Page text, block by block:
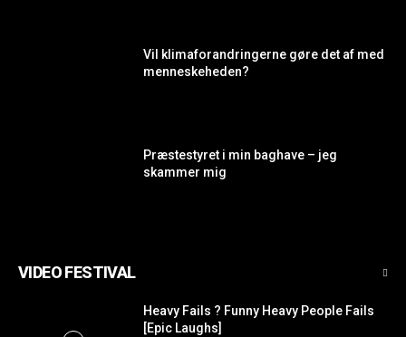
Vil klimaforandringerne gøre det af med
menneskeheden?
Præstestyret i min baghave – jeg
skammer mig
VIDEO FESTIVAL
Heavy Fails ? Funny Heavy People Fails
[Epic Laughs]